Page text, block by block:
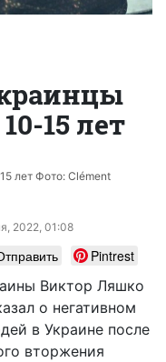
15 лет
лет Фото: Clément
2022, 01:08
Pintrest
Виктор Ляшко
о негативном
в Украине после
вторжения